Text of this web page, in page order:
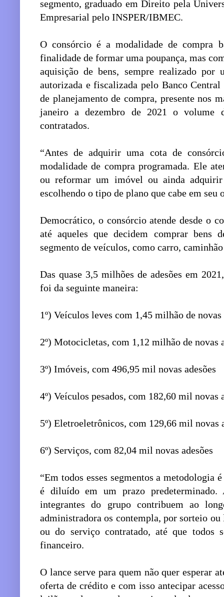
segmento, graduado em Direito pela
Empresarial pelo INSPER/IBMEC.
O consórcio é a modalidade de compra
finalidade de formar uma poupança, mas
aquisição de bens, sempre realizado por
autorizada e fiscalizada pelo Banco
de planejamento de compra, presente nos
janeiro a dezembro de 2021 o volume
contratados.
“Antes de adquirir uma cota de
modalidade de compra programada. Ele
ou reformar um imóvel ou ainda
escolhendo o tipo de plano que cabe em
Democrático, o consórcio atende desde o
até aqueles que decidem comprar
segmento de veículos, como carro,
Das quase 3,5 milhões de adesões em
foi da seguinte maneira:
1º) Veículos leves com 1,45 milhão de novas
2º) Motocicletas, com 1,12 milhão de novas
3º) Imóveis, com 496,95 mil novas adesões
4º) Veículos pesados, com 182,60 mil novas
5º) Eletroeletrônicos, com 129,66 mil novas
6º) Serviços, com 82,04 mil novas adesões
“Em todos esses segmentos a metodologia
é diluído em um prazo
integrantes do grupo contribuem ao
administradora os contempla, por sorteio
ou do serviço contratado, até que todos
financeiro.
O lance serve para quem não quer esperar
oferta de crédito e com isso antecipar